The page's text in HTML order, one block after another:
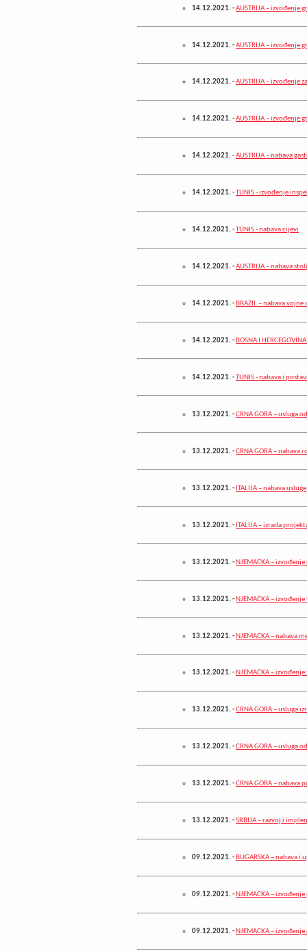
14.12.2021.-AUSTRIJA – izvođenje
14.12.2021.-AUSTRIJA – izvođenje
14.12.2021.-AUSTRIJA – izvođenje
14.12.2021.-AUSTRIJA – izvođenje
14.12.2021.-AUSTRIJA – nabava
14.12.2021.-TUNIS - izvođenje
14.12.2021.-TUNIS - nabava cijevi
14.12.2021.-AUSTRIJA – nabava
14.12.2021.- BRAZIL – nabava vojne
14.12.2021.- BOSNA I
14.12.2021.-TUNIS - nabava i
13.12.2021.-CRNA GORA – usluga
13.12.2021.-CRNA GORA – nabava
13.12.2021.- ITALIJA – nabava usluge
13.12.2021.- ITALIJA – izrada
13.12.2021.- NJEMAČKA –
13.12.2021.- NJEMAČKA –
13.12.2021.- NJEMAČKA – nabava
13.12.2021.-NJEMAČKA –
13.12.2021.-CRNA GORA – usluga
13.12.2021.-CRNA GORA – usluga
13.12.2021.-CRNA GORA – nabava
13.12.2021.-SRBIJA – razvoj i
09.12.2021.- BUGARSKA – nabava i
09.12.2021.- NJEMAČKA –
09.12.2021.- NJEMAČKA –